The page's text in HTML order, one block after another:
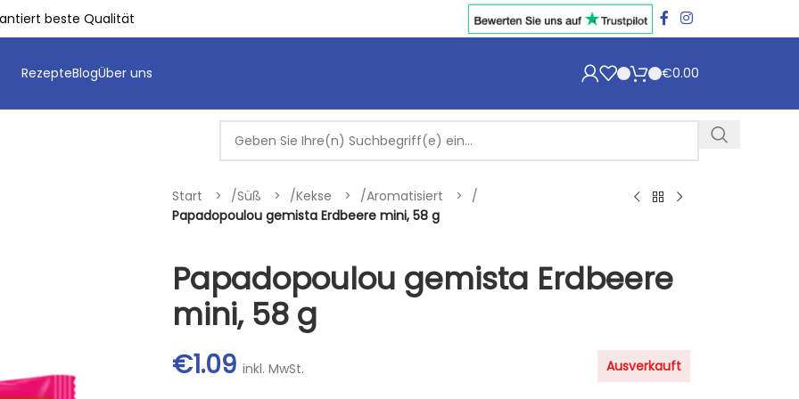
beste Qualität
RezepteBlogÜber uns €0.00
Start /Süß /Kekse /Aromatisiert
/
Papadopoulou gemista Erdbeere mini, 58 g
Papadopoulou gemista Erdbeere
mini, 58 g
€1.09 inkl. MwSt. Ausverkauft